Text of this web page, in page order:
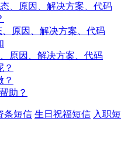
、原因、解决方案、代码
原因、解决方案、代码
原因、解决方案、代码
？
？
助？
条短信 生日祝福短信 入职短